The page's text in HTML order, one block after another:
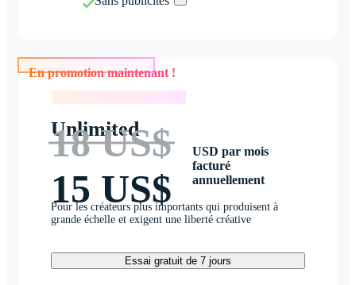
En promotion maintenant !
Unlimited
18 US$
15 US$
USD par mois
facturé
annuellement
Pour les créateurs plus importants qui produisent à
grande échelle et exigent une liberté créative
Essai gratuit de 7 jours